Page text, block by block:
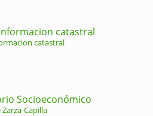
catastral
catastral
Socioeconómico
Capilla